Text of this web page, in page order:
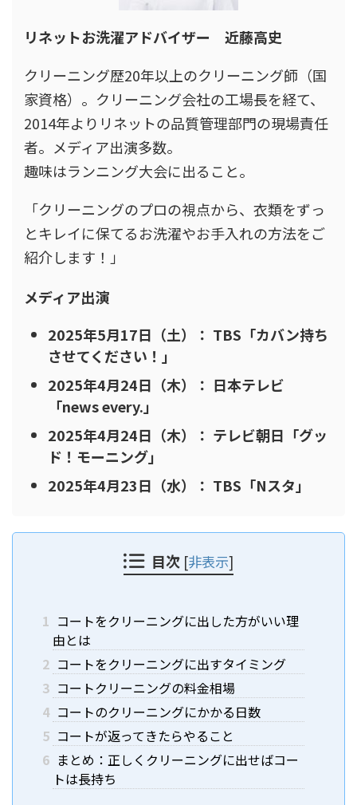
リネットお洗濯アドバイザー 近藤高史
クリーニング歴20年以上のクリーニング師（国
家資格）。クリーニング会社の工場長を経て、
2014年よりリネットの品質管理部門の現場責任
者。メディア出演多数。
趣味はランニング大会に出ること。
「クリーニングのプロの視点から、衣類をずっ
とキレイに保てるお洗濯やお手入れの方法をご
紹介します！」
メディア出演
2025年5月17日（土）： TBS「カバン持ち
させてください！」
2025年4月24日（木）： 日本テレビ
「news every.」
2025年4月24日（木）： テレビ朝日「グッ
ド！モーニング」
2025年4月23日（水）： TBS「Nスタ」
目次 [非表示]
1 コートをクリーニングに出した方がいい理
由とは
2 コートをクリーニングに出すタイミング
3 コートクリーニングの料金相場
4 コートのクリーニングにかかる日数
5 コートが返ってきたらやること
6 まとめ：正しくクリーニングに出せばコー
トは長持ち